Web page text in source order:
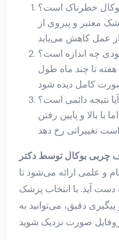
خطرناک است؟
معتبر و پیروی از
چه اندازه است؟
تا چند ماه طول
آیا نتیجه دائمی است؟
با بالا و پایین رفتن
چربی بوکال توسط دکتر
و علمی ارائه می‌شود تا
آید. با انتخاب پزشک
دقیق، می‌توانید به